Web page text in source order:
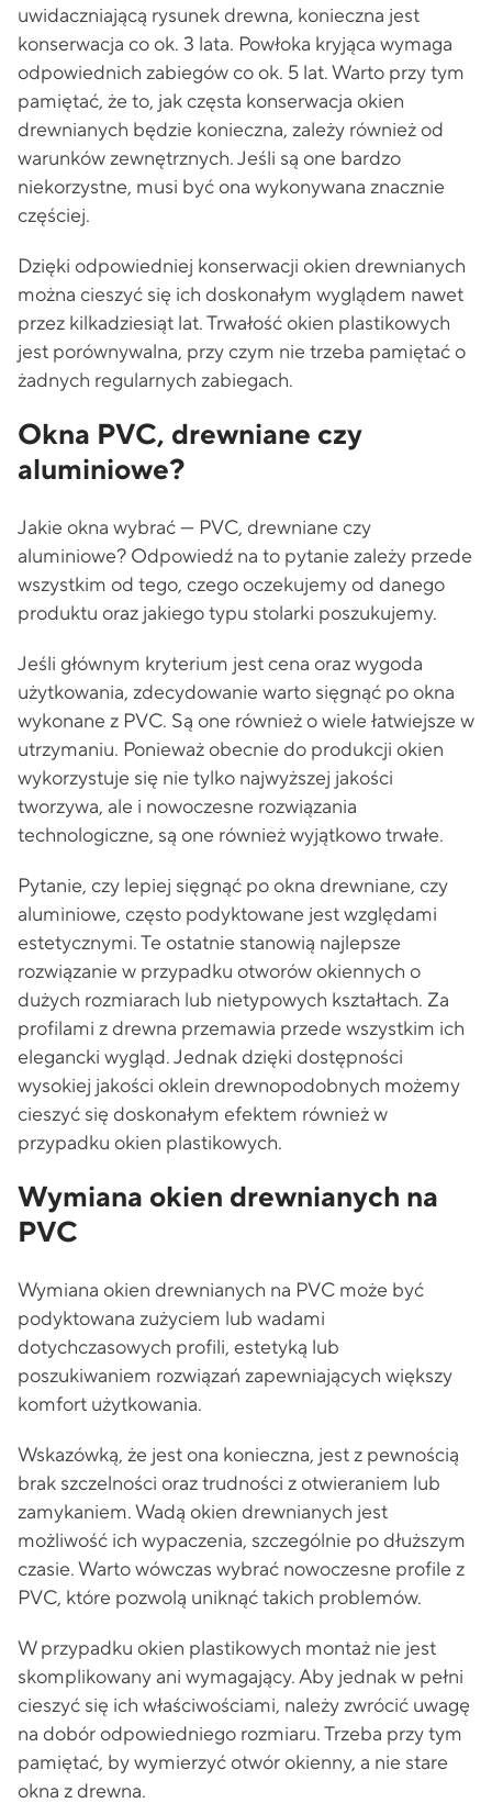
uwidaczniającą rysunek drewna, konieczna jest
konserwacja co ok. 3 lata. Powłoka kryjąca wymaga
odpowiednich zabiegów co ok. 5 lat. Warto przy tym
pamiętać, że to, jak częsta konserwacja okien
drewnianych będzie konieczna, zależy również od
warunków zewnętrznych. Jeśli są one bardzo
niekorzystne, musi być ona wykonywana znacznie
częściej.
Dzięki odpowiedniej konserwacji okien drewnianych
można cieszyć się ich doskonałym wyglądem nawet
przez kilkadziesiąt lat. Trwałość okien plastikowych
jest porównywalna, przy czym nie trzeba pamiętać o
żadnych regularnych zabiegach.
Okna PVC, drewniane czy
aluminiowe?
Jakie okna wybrać — PVC, drewniane czy
aluminiowe? Odpowiedź na to pytanie zależy przede
wszystkim od tego, czego oczekujemy od danego
produktu oraz jakiego typu stolarki poszukujemy.
Jeśli głównym kryterium jest cena oraz wygoda
użytkowania, zdecydowanie warto sięgnąć po okna
wykonane z PVC. Są one również o wiele łatwiejsze w
utrzymaniu. Ponieważ obecnie do produkcji okien
wykorzystuje się nie tylko najwyższej jakości
tworzywa, ale i nowoczesne rozwiązania
technologiczne, są one również wyjątkowo trwałe.
Pytanie, czy lepiej sięgnąć po okna drewniane, czy
aluminiowe, często podyktowane jest względami
estetycznymi. Te ostatnie stanowią najlepsze
rozwiązanie w przypadku otworów okiennych o
dużych rozmiarach lub nietypowych kształtach. Za
profilami z drewna przemawia przede wszystkim ich
elegancki wygląd. Jednak dzięki dostępności
wysokiej jakości oklein drewnopodobnych możemy
cieszyć się doskonałym efektem również w
przypadku okien plastikowych.
Wymiana okien drewnianych na
PVC
Wymiana okien drewnianych na PVC może być
podyktowana zużyciem lub wadami
dotychczasowych profili, estetyką lub
poszukiwaniem rozwiązań zapewniających większy
komfort użytkowania.
Wskazówką, że jest ona konieczna, jest z pewnością
brak szczelności oraz trudności z otwieraniem lub
zamykaniem. Wadą okien drewnianych jest
możliwość ich wypaczenia, szczególnie po dłuższym
czasie. Warto wówczas wybrać nowoczesne profile z
PVC, które pozwolą uniknąć takich problemów.
W przypadku okien plastikowych montaż nie jest
skomplikowany ani wymagający. Aby jednak w pełni
cieszyć się ich właściwościami, należy zwrócić uwagę
na dobór odpowiedniego rozmiaru. Trzeba przy tym
pamiętać, by wymierzyć otwór okienny, a nie stare
okna z drewna.